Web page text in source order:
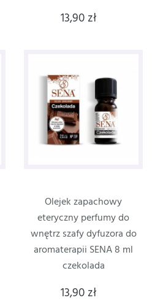
13,90 zł
Olejek zapachowy
eteryczny perfumy do
wnętrz szafy dyfuzora do
aromaterapii SENA 8 ml
czekolada
13,90 zł